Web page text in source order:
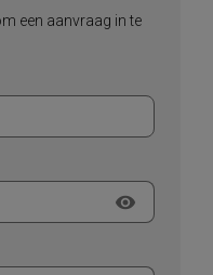
een aanvraag in te
visibility